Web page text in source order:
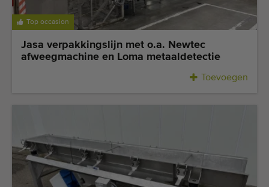
Top occasion
Jasa verpakkingslijn met o.a. Newtec
afweegmachine en Loma metaaldetectie
Toevoegen